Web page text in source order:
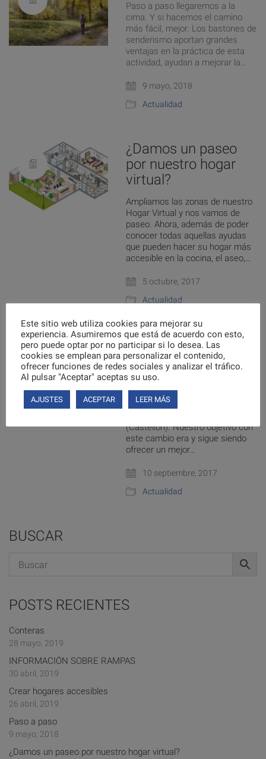
Paso a paso llegaremos a la
cima. Y si hacemos el camino
más fácil, mejor. Los bastones de
senderismo aportan grandes
ventajas en la práctica de esta
actividad, ayudan a mejorar la…
9 mayo, 2018
Actualidad
¿Damos un paseo
por nuestro hogar
virtual?
Ampliamos las zonas de nuestro
Hogar Virtual y nos vamos de
paseo. Ahora, además de poder
conocer todas aquellas ayudas
que pueden hacer su hogar más
accesible en la cocina, el aseo,…
5 octubre, 2017
Actualidad
Nuestras
instalaciones
Ya ha pasado un año desde que
nos cambiamos a unas nuevas
instalaciones dentro de nuestra
(Castellón). Nuestro objetivo con
este cambio era y sigue siendo
ofrecer un mejor…
10 septiembre, 2017
Actualidad
BUSCAR
POSTS RECIENTES
Conteras
28 mayo, 2019
INFORMACIÓN SOBRE RAMPAS
30 abril, 2019
Crear hogares accesibles
26 abril, 2019
Paso a paso
9 mayo, 2018
¿Damos un paseo por nuestro hogar virtual?
Este sitio web utiliza cookies para mejorar su
experiencia. Asumiremos que está de acuerdo con esto,
pero puede optar por no participar si lo desea. Las
cookies se emplean para personalizar el contenido,
ofrecer funciones de redes sociales y analizar el tráfico.
Al pulsar "Aceptar" aceptas su uso.
AJUSTES ACEPTAR LEER MÁS